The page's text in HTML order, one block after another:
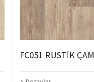
FC051 RUSTİK ÇAM